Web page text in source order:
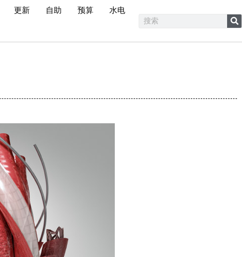
更新 自助 预算
水电